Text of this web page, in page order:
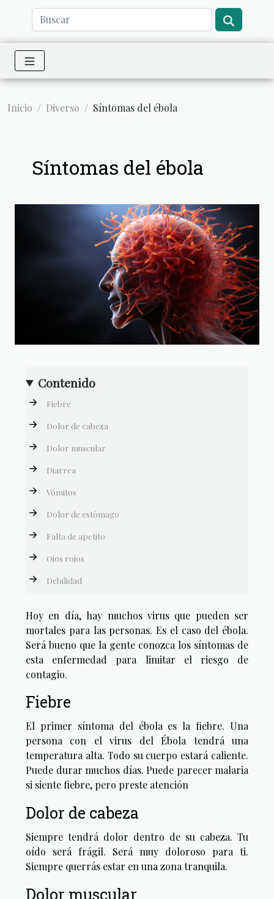
Inicio Diverso Síntomas del ébola
Síntomas del ébola
Contenido
Fiebre
Dolor de cabeza
Dolor muscular
Diarrea
Vómitos
Dolor de estómago
Falta de apetito
Ojos rojos
Debilidad
Hoy en día, hay muchos virus que pueden ser
mortales para las personas. Es el caso del ébola.
Será bueno que la gente conozca los síntomas de
esta enfermedad para limitar el riesgo de
contagio.
Fiebre
El primer síntoma del ébola es la fiebre. Una
persona con el virus del Ébola tendrá una
temperatura alta. Todo su cuerpo estará caliente.
Puede durar muchos días. Puede parecer malaria
si siente fiebre, pero preste atención
Dolor de cabeza
Siempre tendrá dolor dentro de su cabeza. Tu
oído será frágil. Será muy doloroso para ti.
Siempre querrás estar en una zona tranquila.
Dolor muscular